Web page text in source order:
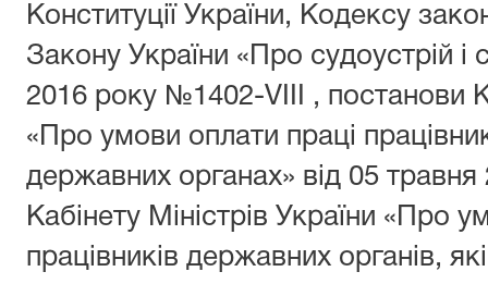
Конституції України, Кодексу
Закону України «Про судоустрій і
2016 року №1402-VIII , постанови
«Про умови оплати праці
державних органах» від 05
Кабінету Міністрів України «Про
працівників державних органів,